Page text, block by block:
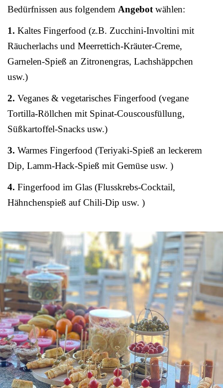
Bedürfnissen aus folgendem Angebotwählen:
1. Kaltes Fingerfood (z.B. Zucchini-Involtini mit
Räucherlachs und Meerrettich-Kräuter-Creme,
Garnelen-Spieß an Zitronengras, Lachshäppchen
usw.)
2. Veganes & vegetarisches Fingerfood (vegane
Tortilla-Röllchen mit Spinat-Couscousfüllung,
Süßkartoffel-Snacks usw.)
3. Warmes Fingerfood (Teriyaki-Spieß an leckerem
Dip, Lamm-Hack-Spieß mit Gemüse usw. )
4. Fingerfood im Glas (Flusskrebs-Cocktail,
Hähnchenspieß auf Chili-Dip usw. )